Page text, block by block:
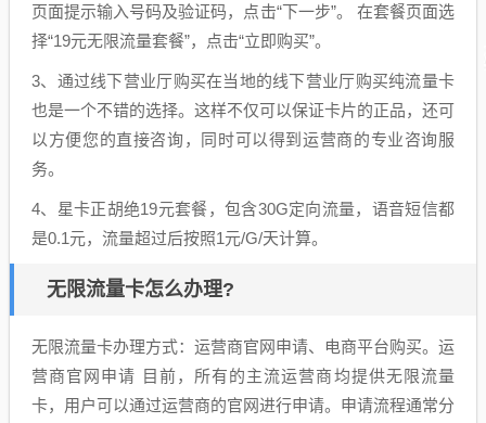
页面提示输入号码及验证码，点击“下一步”。 在套餐页面选
择“19元无限流量套餐”，点击“立即购买”。
3、通过线下营业厅购买在当地的线下营业厅购买纯流量卡
也是一个不错的选择。这样不仅可以保证卡片的正品，还可
以方便您的直接咨询，同时可以得到运营商的专业咨询服
务。
4、星卡正胡绝19元套餐，包含30G定向流量，语音短信都
是0.1元，流量超过后按照1元/G/天计算。
无限流量卡怎么办理?
无限流量卡办理方式：运营商官网申请、电商平台购买。运
营商官网申请 目前，所有的主流运营商均提供无限流量
卡，用户可以通过运营商的官网进行申请。申请流程通常分